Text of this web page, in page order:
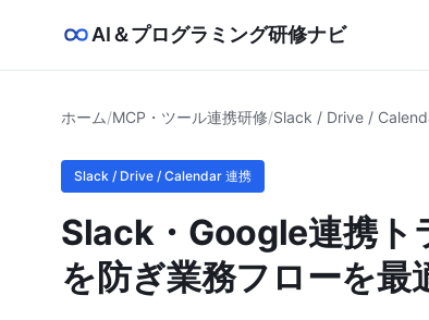
AI＆プログラミング研修ナビ
ホーム/MCP・ツール連携研修/Slack / Drive /
Slack / Drive / Calendar 連携
Slack・Google連携ト
を防ぎ業務フローを最